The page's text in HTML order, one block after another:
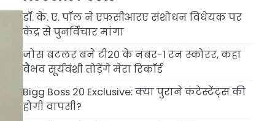
डॉ. के. ए. पॉल ने एफसीआरए संशोधन विधेयक पर
केंद्र से पुनर्विचार मांगा
जोस बटलर बने टी20 के नंबर-1 रन स्कोरर, कहा
वैभव सूर्यवंशी तोड़ेंगे मेरा रिकॉर्ड
Bigg Boss 20 Exclusive: क्या पुराने कंटेस्टेंट्स की
होगी वापसी?